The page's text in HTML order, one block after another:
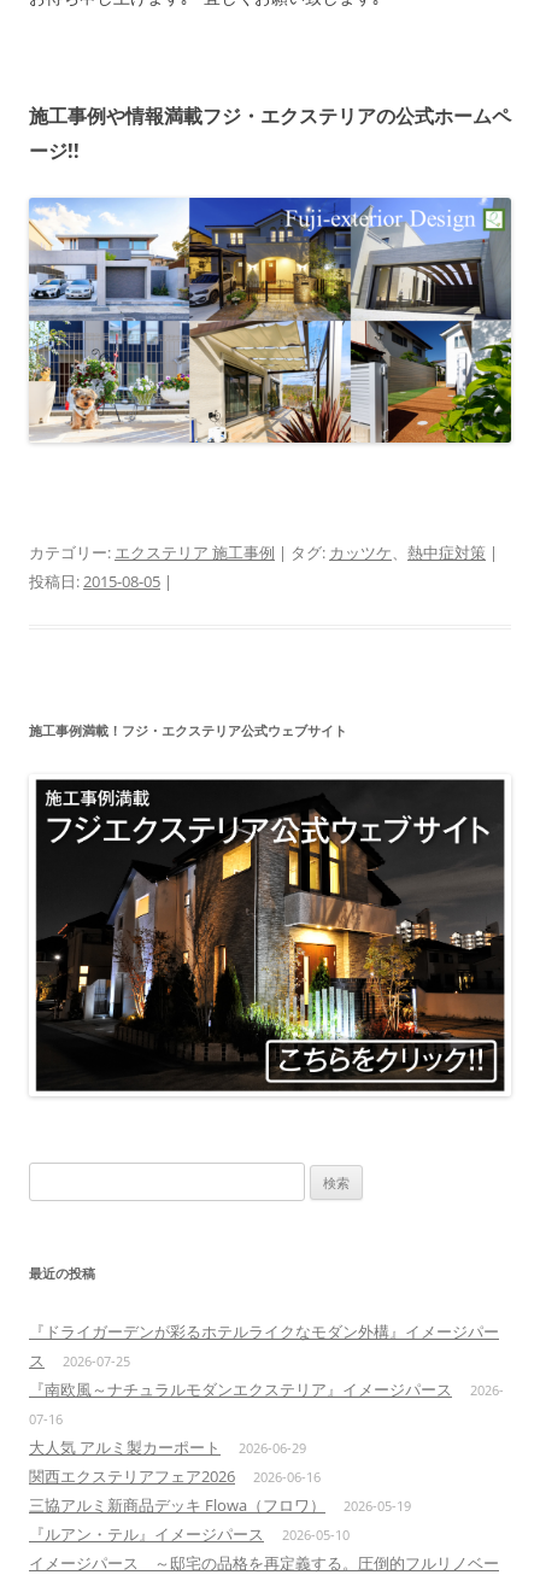
施工事例や情報満載フジ・エクステリアの公式ホームペ
ージ!!
カテゴリー: エクステリア 施工事例 | タグ: カッツケ、 熱中症対策 |
投稿日:2015-08-05 |
施工事例満載！フジ・エクステリア公式ウェブサイト
索:
最近の投稿
『ドライガーデンが彩るホテルライクなモダン外構』イメージパー
ス
2026-07-25
『南欧風～ナチュラルモダンエクステリア』イメージパース
2026-
07-16
大人気 アルミ製カーポート 2026-06-29
関西エクステリアフェア2026 2026-06-16
三協アルミ新商品デッキ Flowa（フロワ） 2026-05-19
『ルアン・テル』イメージパース 2026-05-10
イメージパース ～邸宅の品格を再定義する。圧倒的フルリノベー